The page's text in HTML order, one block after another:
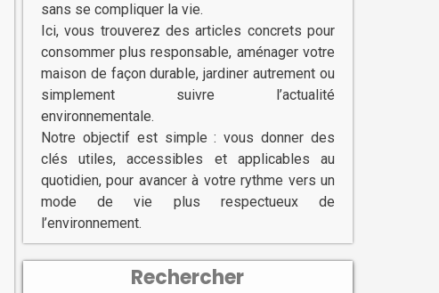
sans se compliquer la vie.
Ici, vous trouverez des articles concrets pour
consommer plus responsable, aménager votre
maison de façon durable, jardiner autrement ou
simplement suivre l’actualité
environnementale.
Notre objectif est simple : vous donner des
clés utiles, accessibles et applicables au
quotidien, pour avancer à votre rythme vers un
mode de vie plus respectueux de
l’environnement.
Rechercher